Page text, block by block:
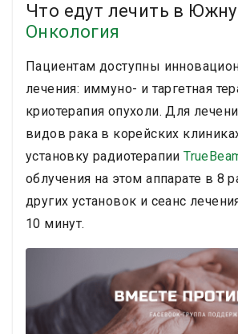
Что едут лечить в
Онкология
Пациентам доступны
лечения: иммуно- и таргетная
криотерапия опухоли. Для
видов рака в корейских
установку радиотерапии
облучения на этом аппарате в 8
других установок и сеанс
10 минут.